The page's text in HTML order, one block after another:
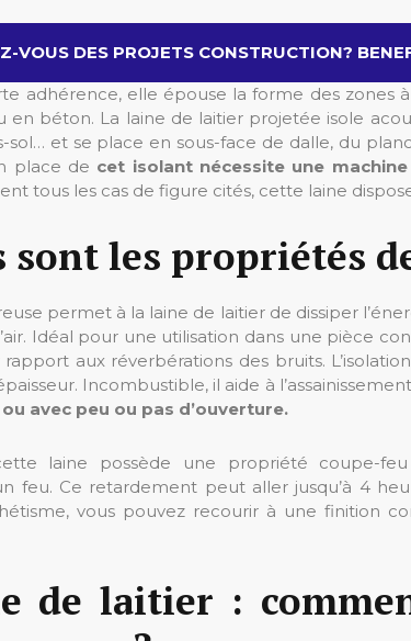
VOUS DES PROJETS CONSTRUCTION?
adhérence, elle épouse la forme des zones
en béton. La laine de laitier projetée isole
sol… et se place en sous-face de dalle, du
place de cet isolant nécessite une
tous les cas de figure cités, cette laine
sont les propriétés
permet à la laine de laitier de dissiper
Idéal pour une utilisation dans une pièce
aux réverbérations des bruits.
Incombustible, il aide à
avec peu ou pas d’ouverture.
laine possède une propriété coupe-
feu. Ce retardement peut aller jusqu’à 4
vous pouvez recourir à une finition
de laitier :